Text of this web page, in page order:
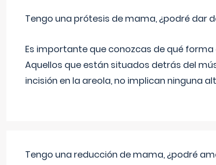
Tengo una prótesis de mama, ¿podré dar
Es importante que conozcas de qué
Aquellos que están situados detrás del
incisión en la areola, no implican ninguna
Tengo una reducción de mama, ¿podré